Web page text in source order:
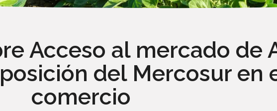
Acceso al mercado de
del Mercosur en
comercio